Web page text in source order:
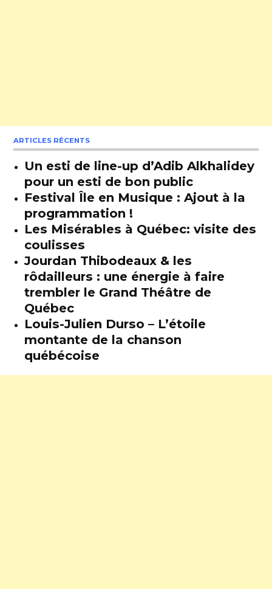
ARTICLES RÉCENTS
Un esti de line-up d’Adib Alkhalidey
pour un esti de bon public
Festival Île en Musique : Ajout à la
programmation !
Les Misérables à Québec: visite des
coulisses
Jourdan Thibodeaux & les
rôdailleurs : une énergie à faire
trembler le Grand Théâtre de
Québec
Louis-Julien Durso – L’étoile
montante de la chanson
québécoise